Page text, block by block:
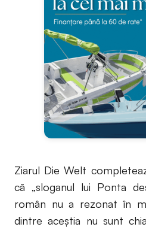
Ziarul Die Welt
că „sloganul lui Ponta
român nu a rezonat în
dintre aceştia nu sunt